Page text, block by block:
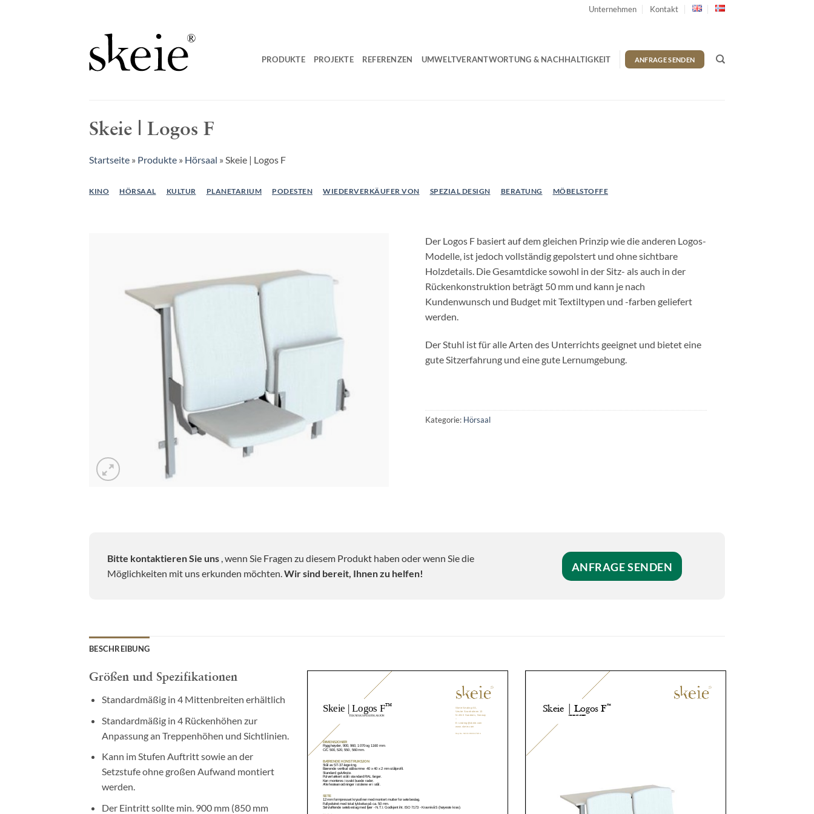
Unternehmen Kontakt
PRODUKTE PROJEKTE REFERENZEN UMWELTVERANTWORTUNG & NACHHALTIGKEIT ANFRAGE SENDEN
Skeie | Logos F
Startseite » Produkte » Hörsaal » Skeie | Logos F
KINO HÖRSAAL KULTUR PLANETARIUM PODESTEN WIEDERVERKÄUFER VON SPEZIAL DESIGN BERATUNG MÖBELSTOFFE
Der Logos F basiert auf dem gleichen Prinzip wie die anderen Logos-
Modelle, ist jedoch vollständig gepolstert und ohne sichtbare
Holzdetails. Die Gesamtdicke sowohl in der Sitz- als auch in der
Rückenkonstruktion beträgt 50 mm und kann je nach
Kundenwunsch und Budget mit Textiltypen und -farben geliefert
werden.
Der Stuhl ist für alle Arten des Unterrichts geeignet und bietet eine
gute Sitzerfahrung und eine gute Lernumgebung.
Kategorie: Hörsaal
Bitte kontaktieren Sie uns , wenn Sie Fragen zu diesem Produkt haben oder wenn Sie die
Möglichkeiten mit uns erkunden möchten.Wir sind bereit, Ihnen zu helfen! ANFRAGE SENDEN
BESCHREIBUNG
Größen und Spezifikationen
Standardmäßig in 4 Mittenbreiten erhältlich
Standardmäßig in 4 Rückenhöhen zur
Anpassung an Treppenhöhen und Sichtlinien.
Kann im Stufen Auftritt sowie an der
Setzstufe ohne großen Aufwand montiert
werden.
Der Eintritt sollte min. 900 mm (850 mm